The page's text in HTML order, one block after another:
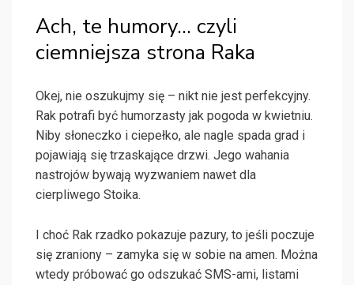
Ach, te humory… czyli
ciemniejsza strona Raka
Okej, nie oszukujmy się – nikt nie jest perfekcyjny.
Rak potrafi być humorzasty jak pogoda w kwietniu.
Niby słoneczko i ciepełko, ale nagle spada grad i
pojawiają się trzaskające drzwi. Jego wahania
nastrojów bywają wyzwaniem nawet dla
cierpliwego Stoika.
I choć Rak rzadko pokazuje pazury, to jeśli poczuje
się zraniony – zamyka się w sobie na amen. Można
wtedy próbować go odszukać SMS-ami, listami